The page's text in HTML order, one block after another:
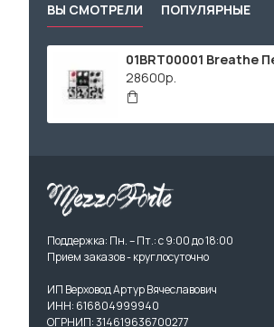
ВЫ СМОТРЕЛИ ПОПУЛЯРНЫЕ
28600р.
Поддержка: Пн. – Пт.: с 9:00 до 18:00
Прием заказов - круглосуточно
ИП Верховод Артур Вячеславович
ИНН: 616804999940
ОГРНИП: 314619636700277